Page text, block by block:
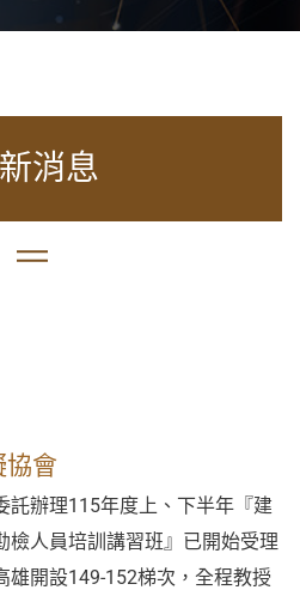
消息
會
託辦理115年度上、下半年『建
檢人員培訓講習班』已開始受理
雄開設149-152梯次，全程教授